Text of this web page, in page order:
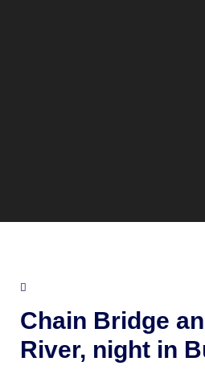
Chain Bridge
River, night in